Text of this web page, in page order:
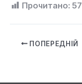
Прочитано: 57
ПОПЕРЕДНІЙ